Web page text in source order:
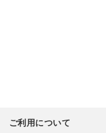
ご利用について